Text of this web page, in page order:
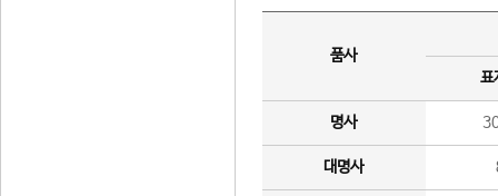
품사
표
명사
대명사